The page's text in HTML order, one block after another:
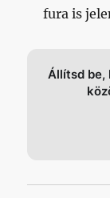
fura is
Állítsd be,